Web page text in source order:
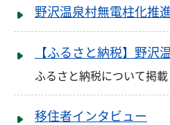
野沢温泉村無電柱化推
【ふるさと納税】野沢
ふるさと納税について掲
移住者インタビュー